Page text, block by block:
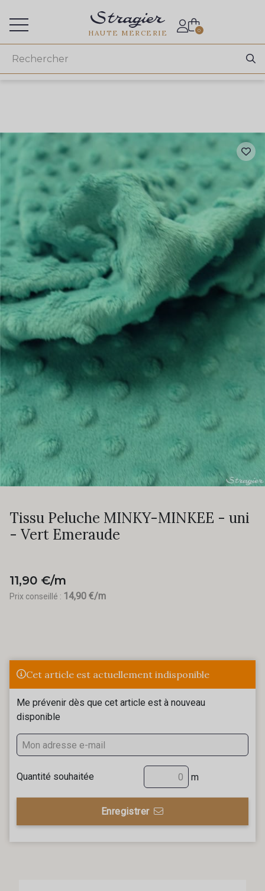
HAUTE MERCERIE 0
Tissu Peluche MINKY-MINKEE - uni
- Vert Emeraude
11,90 €/m
Prix conseillé : 14,90 €/m
Cet article est actuellement indisponible
Me prévenir dès que cet article est à nouveau
disponible
Quantité souhaitée m
Enregistrer